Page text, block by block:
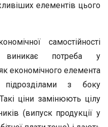
елементів цього
самостійності
виникає потреба у
економічного елемента
підрозділами з боку
ціни замінюють цілу
(випуск продукції у